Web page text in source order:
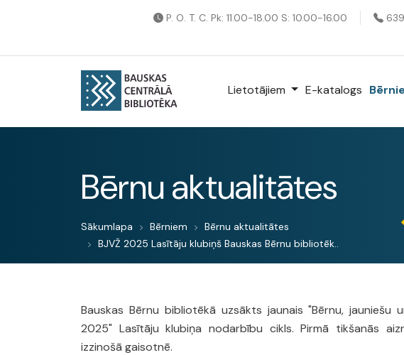
P. O. T. C. Pk: 11.00-18.00 S: 10.00-16.00
Lietotājiem E-katalogs
Bērnu aktualitātes
Sākumlapa Bērniem
Bērnu aktualitātes
BJVŽ 2025 Lasītāju klubiņš Bauskas Bērnu bibliotēk..
Bauskas Bērnu bibliotēkā uzsākts jaunais "Bērnu, jauniešu
2025" Lasītāju klubiņa nodarbību cikls. Pirmā tikšanās
izzinošā gaisotnē.